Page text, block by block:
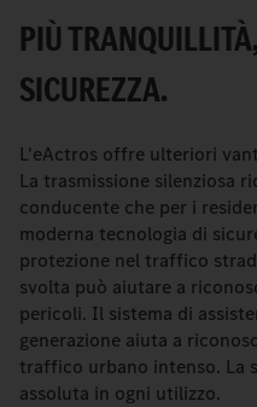
PIÙ
SICUREZZA.
L'eActros offre ulteriori
La trasmissione silenziosa
conducente che per i
moderna tecnologia di
protezione nel traffico
svolta può aiutare a
pericoli. Il sistema di
generazione aiuta a
traffico urbano intenso. La
assoluta in ogni utilizzo.